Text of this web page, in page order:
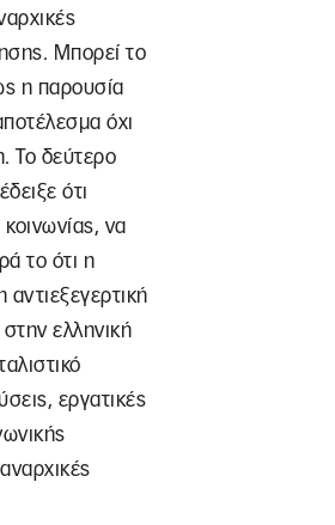
Μπορεί το
η παρουσία
όχι
Το δεύτερο
ότι
να
το ότι η
ελληνική
εργατικές